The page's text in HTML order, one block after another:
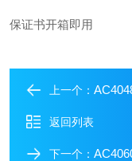
保证书开箱即用
上一个：
返回列表
下一个：